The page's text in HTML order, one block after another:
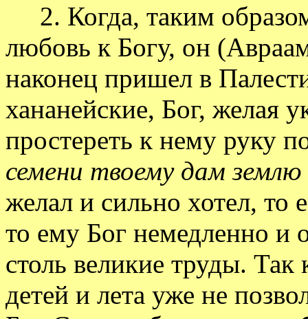
2. Когда, таким
любовь к Богу, он
наконец пришел в
хананейские, Бог, желая
простереть к нему руку
семени твоему дам
желал и сильно хотел, то
то ему Бог немедленно и
столь великие труды. Так
детей и лета уже не